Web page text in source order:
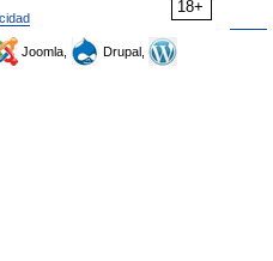
18+
Joomla,
Drupal,